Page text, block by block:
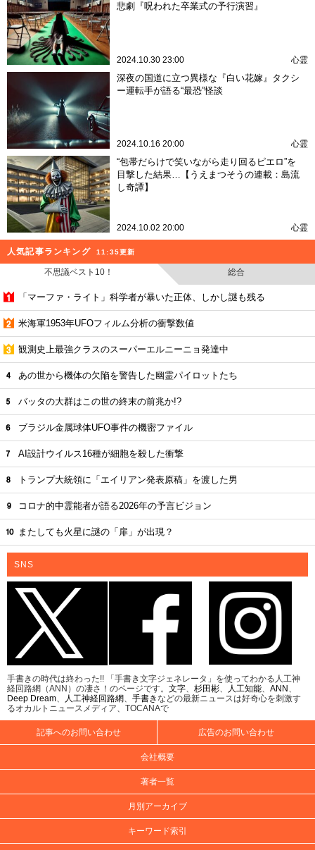
悲劇『呪われた卒業式の予行演習』
2024.10.30 23:00 心霊
深夜の国道に立つ異様な『白い花嫁』タクシ
ー運転手が語る“最恐”怪談
2024.10.16 20:00 心霊
“包帯だらけで笑いながら走り回るピエロ”を
目撃した結果…【うえまつそうの連載：島流
し奇譚】
2024.10.02 20:00 心霊
人気記事ランキング 11:35更新
不思議ベスト10！ 総合
「マーファ・ライト」科学者が暴いた正体、しかし謎も残る
米海軍1953年UFOフィルム分析の衝撃数値
観測史上最強クラスのスーパーエルニーニョ発達中
あの世から機体の欠陥を警告した幽霊パイロットたち
バッタの大群はこの世の終末の前兆か!?
ブラジル金属球体UFO事件の機密ファイル
AI設計ウイルス16種が細胞を殺した衝撃
トランプ大統領に「エイリアン発表原稿」を渡した男
コロナ的中霊能者が語る2026年の予言ビジョン
またしても火星に謎の「扉」が出現？
SNS
手書きの時代は終わった!! 「手書き文字ジェネレータ」を使ってわかる人工神
経回路網（ANN）の凄さ！のページです。 文字 杉田彬 人工知能 ANN
Deep Dream
人工神経回路網 手書きなどの最新ニュースは好奇心を刺激す
るオカルトニュースメディア、TOCANAで
記事へのお問い合わせ 広告のお問い合わせ
会社概要
著者一覧
月別アーカイブ
キーワード索引